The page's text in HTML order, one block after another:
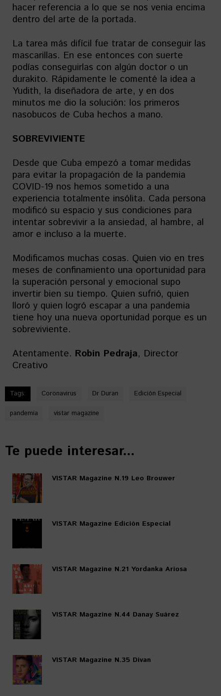
hacer referencia a lo que se nos venia encima
dentro del arte de la portada.
La tarea más difícil fue tratar de conseguir las
mascarillas. En ese entonces con suerte
podías conseguirlas con algún doctor o un
durakito. Rápidamente le comenté la idea a
Yudith, la diseñadora de arte, y en dos
minutos me dio la solución: los primeros
nasobucos de Cuba hechos a mano.
SOBREVIVIENTE
Desde que Cuba empezó a tomar medidas
para evitar la propagación de la pandemia
COVID-19 nos hemos sometido a una
experiencia totalmente insólita. Cada persona
modificó su espacio y sus condiciones para
intentar sobrevivir a la ansiedad, al hambre, al
amor e incluso a la muerte.
Modificamos muchas cosas. Quien vio en tres
meses de confinamiento una oportunidad para
la superación personal y emocional supo
invertir bien su tiempo. Quien sufrió, quien
lloró y quien logró escapar a una pandemia
tiene hoy una nueva oportunidad porque es un
sobreviviente.
Atentamente. Robin Pedraja, Director
Creativo
Tags: Coronavirus Dr Duran Edición Especial
pandemia vistar magazine
Te puede interesar...
VISTAR Magazine N.19 Leo Brouwer
VISTAR Magazine Edición Especial
VISTAR Magazine N.21 Yordanka Ariosa
VISTAR Magazine N.44 Danay Suárez
VISTAR Magazine N.35 Divan